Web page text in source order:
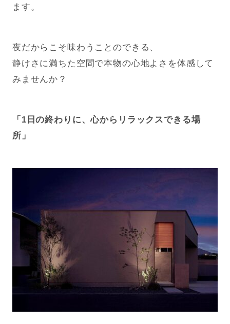
ます。
夜だからこそ味わうことのできる、
静けさに満ちた空間で本物の心地よさを体感して
みませんか？
「1日の終わりに、心からリラックスできる場
所」